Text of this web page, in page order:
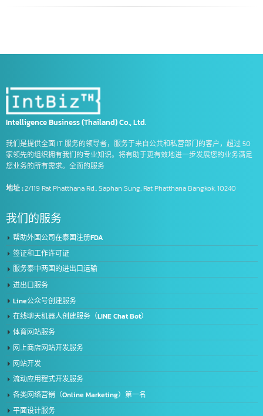
Intelligence Business (Thailand) Co., Ltd.
我们是提供全面 IT 服务的领导者，服务于来自公共和私营部门的客户，超过 50
您业务的所有需求。全面的服务
地址 :2/119 Rat Phatthana Rd., Saphan Sung, Rat Phatthana Bangkok, 10240
我们的服务
帮助外国公司在泰国注册FDA
签证和工作许可证
服务泰中两国的进出口运输
进出口服务
Line公众号创建服务
在线聊天机器人创建服务（LINE Chat Bot）
体育网站服务
网上商店网站开发服务